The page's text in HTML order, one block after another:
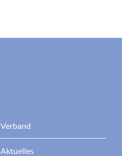
Verband
Aktuelles